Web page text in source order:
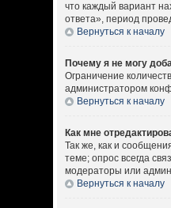
что каждый вариант
ответа», период
Вернуться к началу
Почему я не могу
Ограничение
администратором
Вернуться к началу
Как мне
Так же, как и
теме; опрос всегда
модераторы или
Вернуться к началу